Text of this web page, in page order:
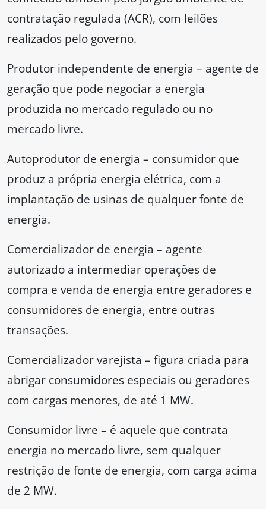
contratação regulada (ACR), com leilões
realizados pelo governo.
Produtor independente de energia – agente de
geração que pode negociar a energia
produzida no mercado regulado ou no
mercado livre.
Autoprodutor de energia – consumidor que
produz a própria energia elétrica, com a
implantação de usinas de qualquer fonte de
energia.
Comercializador de energia – agente
autorizado a intermediar operações de
compra e venda de energia entre geradores e
consumidores de energia, entre outras
transações.
Comercializador varejista – figura criada para
abrigar consumidores especiais ou geradores
com cargas menores, de até 1 MW.
Consumidor livre – é aquele que contrata
energia no mercado livre, sem qualquer
restrição de fonte de energia, com carga acima
de 2 MW.